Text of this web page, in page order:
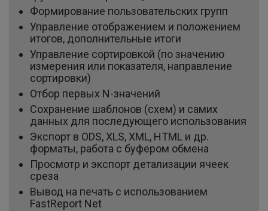
Формирование пользовательских групп
Управление отображением и положением
итогов, дополнительные итоги
Управление сортировкой (по значению
измерения или показателя, направление
сортировки)
Отбор первых N-значений
Сохранение шаблонов (схем) и самих
данных для последующего использования
Экспорт в ODS, XLS, XML, HTML и др.
форматы, работа с буфером обмена
Просмотр и экспорт детализации ячеек
среза
Вывод на печать с использованием
FastReport Net